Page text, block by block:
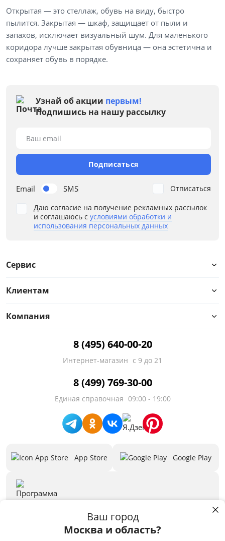
Ваш город
Москва и область?
Серый
Коричневый
Размер
Ширина, см
Глубина, см
Высота, см
до
Тип
Особенности
Наполнение
Предложения
Открытая — это стеллаж, обувь на виду, быстро
пылится. Закрытая — шкаф, защищает от пыли и
запахов, исключает визуальный шум. Для маленького
коридора лучше закрытая обувница — она эстетична и
сохраняет обувь в порядке.
Узнай об акции первым!
Подпишись на нашу рассылку
Email SMS
Ваш email
Подписаться
Даю согласие на получение рекламных рассылок
и соглашаюсь с условиями обработки и
использования персональных данных
Отписаться
Сервис
Клиентам
Компания
8 (495) 640-00-20
Интернет-магазин с 9 до 21
8 (499) 769-30-00
Единая справочная 09:00 - 19:00
App Store Google Play
3D программа